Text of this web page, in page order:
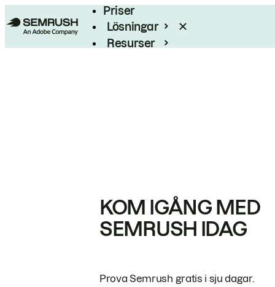
Priser
Lösningar
Resurser
KOM IGÅNG MED
SEMRUSH IDAG
Prova Semrush gratis i sju dagar.